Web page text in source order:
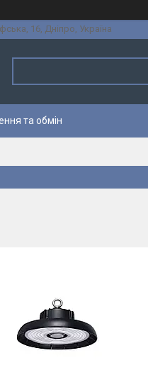
16, Дніпро, Україна
та обмін